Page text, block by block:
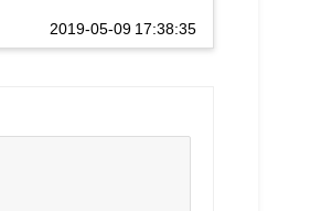
2019-05-09 17:38:35